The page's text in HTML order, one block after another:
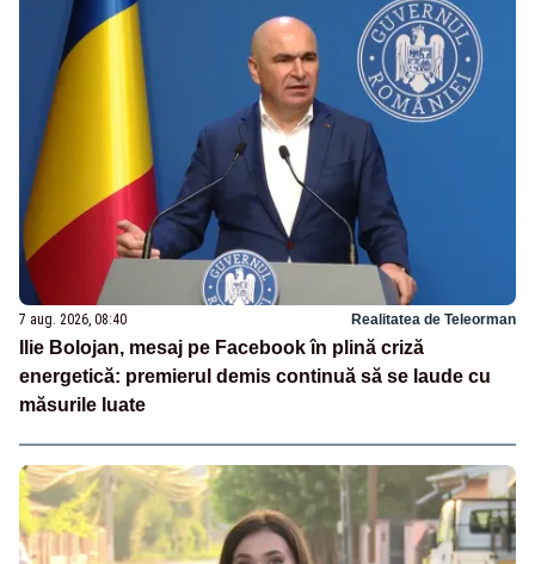
7 aug. 2026, 08:40 Realitatea de Teleorman
Ilie Bolojan, mesaj pe Facebook în plină criză
energetică: premierul demis continuă să se laude cu
măsurile luate